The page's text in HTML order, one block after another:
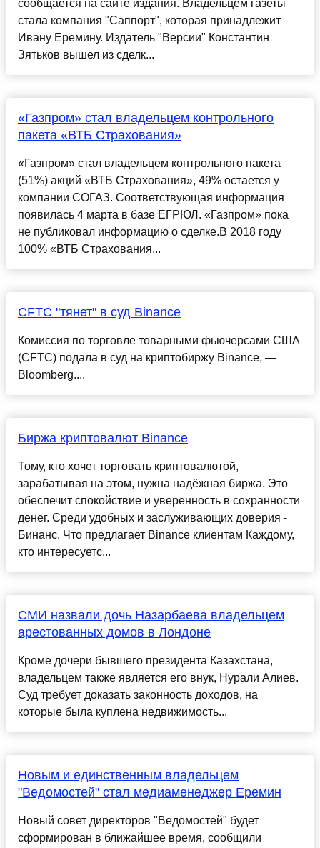
сообщается на сайте издания. Владельцем газеты
стала компания "Саппорт", которая принадлежит
Ивану Еремину. Издатель "Версии" Константин
Зятьков вышел из сделк...
«Газпром» стал владельцем контрольного
пакета «ВТБ Страхования»
«Газпром» стал владельцем контрольного пакета
(51%) акций «ВТБ Страхования», 49% остается у
компании СОГАЗ. Соответствующая информация
появилась 4 марта в базе ЕГРЮЛ. «Газпром» пока
не публиковал информацию о сделке.В 2018 году
100% «ВТБ Страхования...
CFTC "тянет" в суд Binance
Комиссия по торговле товарными фьючерсами США
(CFTC) подала в суд на криптобиржу Binance, —
Bloomberg....
Биржа криптовалют Binance
Тому, кто хочет торговать криптовалютой,
зарабатывая на этом, нужна надёжная биржа. Это
обеспечит спокойствие и уверенность в сохранности
денег. Среди удобных и заслуживающих доверия -
Бинанс. Что предлагает Binance клиентам Каждому,
кто интересуетс...
СМИ назвали дочь Назарбаева владельцем
арестованных домов в Лондоне
Кроме дочери бывшего президента Казахстана,
владельцем также является его внук, Нурали Алиев.
Суд требует доказать законность доходов, на
которые была куплена недвижимость...
Новым и единственным владельцем
"Ведомостей" стал медиаменеджер Еремин
Новый совет директоров "Ведомостей" будет
сформирован в ближайшее время, сообщили